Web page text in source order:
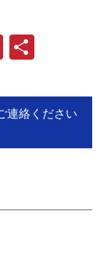
Copy
連絡ください